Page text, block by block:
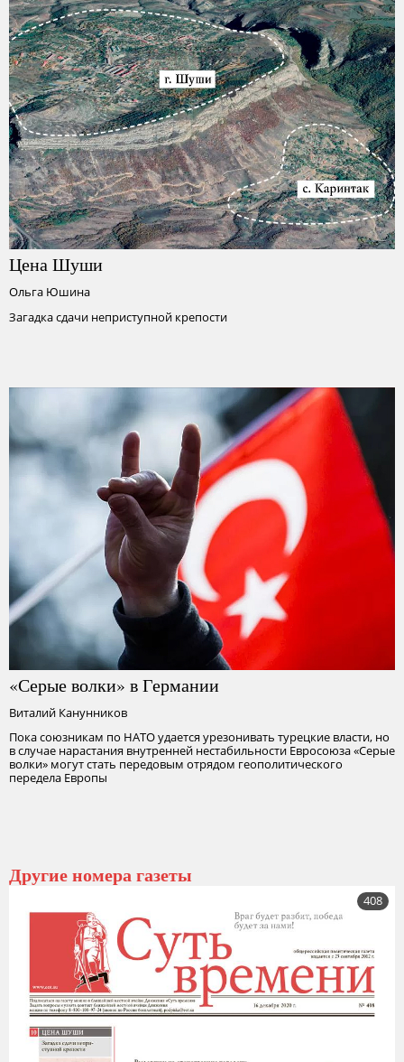
Цена Шуши
Ольга Юшина
Загадка сдачи неприступной крепости
«Серые волки» в Германии
Виталий Канунников
Пока союзникам по НАТО удается урезонивать турецкие власти, но
в случае нарастания внутренней нестабильности Евросоюза «Серые
волки» могут стать передовым отрядом геополитического
передела Европы
Другие номера газеты
408